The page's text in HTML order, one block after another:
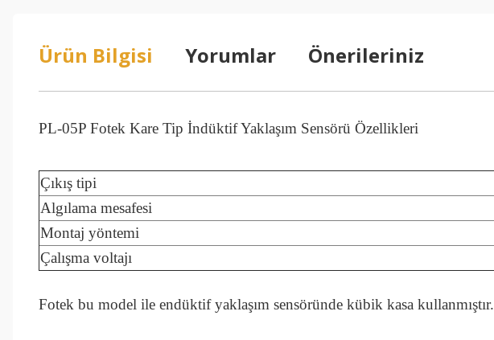
Ürün Bilgisi Yorumlar Önerileriniz
PL-05P Fotek Kare Tip İndüktif Yaklaşım Sensörü Özellikleri
Çıkış tipi
Algılama mesafesi
Montaj yöntemi
Çalışma voltajı
Fotek bu model ile endüktif yaklaşım sensöründe kübik kasa kullanmıştır.